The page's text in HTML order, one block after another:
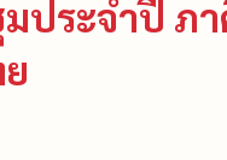
มประจำปี